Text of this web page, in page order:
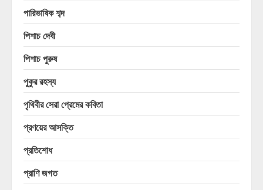
পারিভাষিক শব্দ
পিশাচ দেবী
পিশাচ পুরুষ
পুকুর রহস্য
পৃথিবীর সেরা প্রেমের কবিতা
প্রণয়ের আসক্তি
প্রতিশোধ
প্রাণি জগত